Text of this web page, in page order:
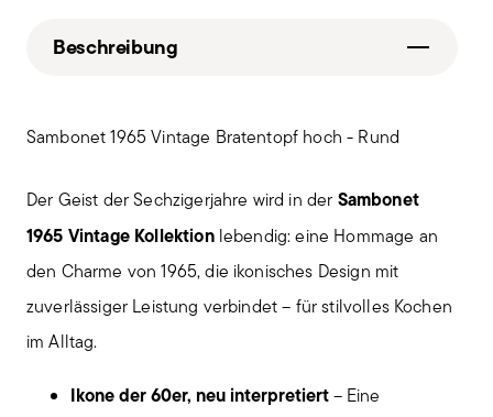
Beschreibung
Sambonet 1965 Vintage Bratentopf hoch - Rund
Der Geist der Sechzigerjahre wird in der Sambonet
1965 Vintage Kollektionlebendig: eine Hommage an
den Charme von 1965, die ikonisches Design mit
zuverlässiger Leistung verbindet – für stilvolles Kochen
im Alltag.
Ikone der 60er, neu interpretiert– Eine